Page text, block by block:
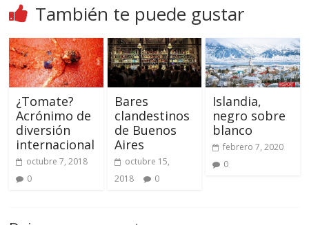
También te puede gustar
¿Tomate?
Acrónimo de
diversión
internacional
octubre 7, 2018
0
Bares
clandestinos
de Buenos
Aires
octubre 15,
2018
0
Islandia,
negro sobre
blanco
febrero 7, 2020
0